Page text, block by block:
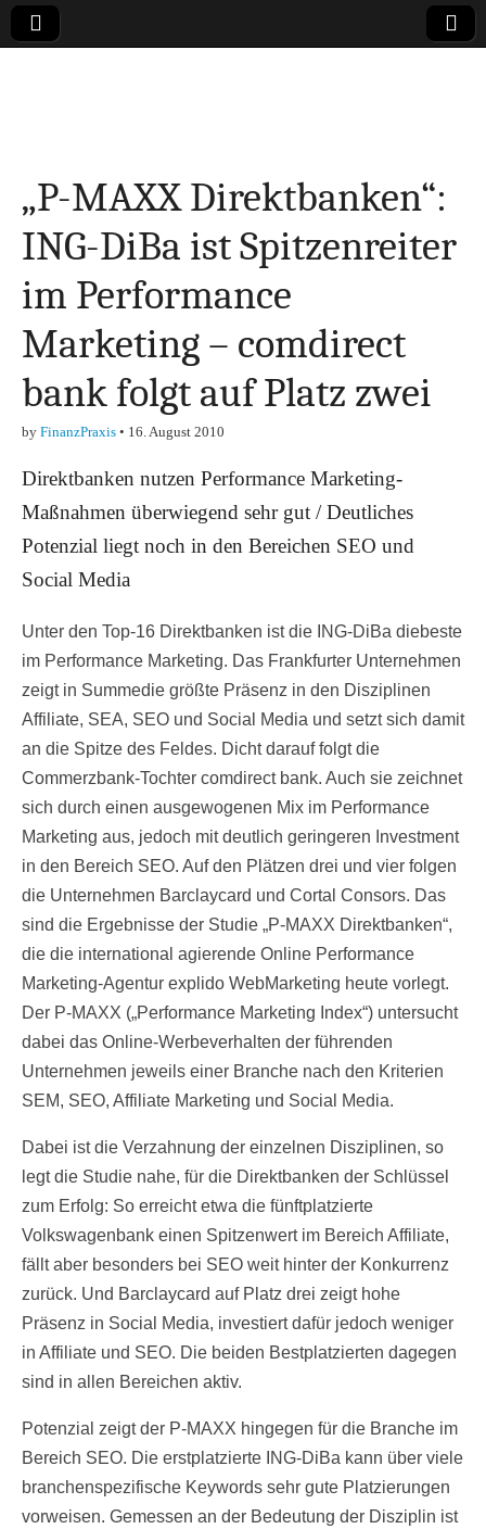
Finanzen,
Marketing-, Vertrieb-
& Investment-Tipps
„P-MAXX Direktbanken“:
ING-DiBa ist Spitzenreiter
im Performance
Marketing – comdirect
bank folgt auf Platz zwei
by FinanzPraxis • 16. August 2010
Direktbanken nutzen Performance Marketing-
Maßnahmen überwiegend sehr gut / Deutliches
Potenzial liegt noch in den Bereichen SEO und
Social Media
Unter den Top-16 Direktbanken ist die ING-DiBa diebeste
im Performance Marketing. Das Frankfurter Unternehmen
zeigt in Summedie größte Präsenz in den Disziplinen
Affiliate, SEA, SEO und Social Media und setzt sich damit
an die Spitze des Feldes. Dicht darauf folgt die
Commerzbank-Tochter comdirect bank. Auch sie zeichnet
sich durch einen ausgewogenen Mix im Performance
Marketing aus, jedoch mit deutlich geringeren Investment
in den Bereich SEO. Auf den Plätzen drei und vier folgen
die Unternehmen Barclaycard und Cortal Consors. Das
sind die Ergebnisse der Studie „P-MAXX Direktbanken“,
die die international agierende Online Performance
Marketing-Agentur explido WebMarketing heute vorlegt.
Der P-MAXX („Performance Marketing Index“) untersucht
dabei das Online-Werbeverhalten der führenden
Unternehmen jeweils einer Branche nach den Kriterien
SEM, SEO, Affiliate Marketing und Social Media.
Dabei ist die Verzahnung der einzelnen Disziplinen, so
legt die Studie nahe, für die Direktbanken der Schlüssel
zum Erfolg: So erreicht etwa die fünftplatzierte
Volkswagenbank einen Spitzenwert im Bereich Affiliate,
fällt aber besonders bei SEO weit hinter der Konkurrenz
zurück. Und Barclaycard auf Platz drei zeigt hohe
Präsenz in Social Media, investiert dafür jedoch weniger
in Affiliate und SEO. Die beiden Bestplatzierten dagegen
sind in allen Bereichen aktiv.
Potenzial zeigt der P-MAXX hingegen für die Branche im
Bereich SEO. Die erstplatzierte ING-DiBa kann über viele
branchenspezifische Keywords sehr gute Platzierungen
vorweisen. Gemessen an der Bedeutung der Disziplin ist